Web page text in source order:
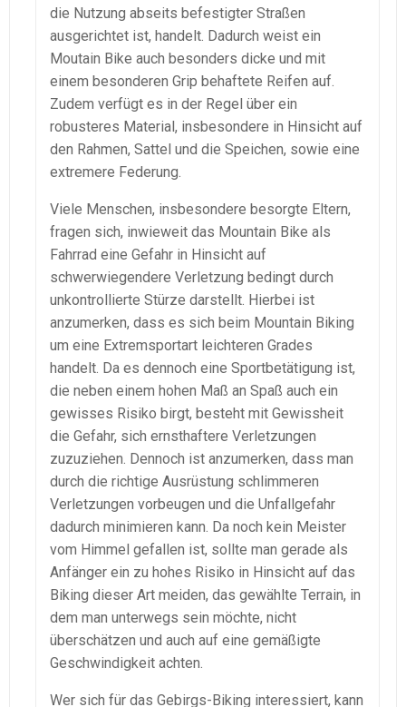
die Nutzung abseits befestigter Straßen
ausgerichtet ist, handelt. Dadurch weist ein
Moutain Bike auch besonders dicke und mit
einem besonderen Grip behaftete Reifen auf.
Zudem verfügt es in der Regel über ein
robusteres Material, insbesondere in Hinsicht auf
den Rahmen, Sattel und die Speichen, sowie eine
extremere Federung.
Viele Menschen, insbesondere besorgte Eltern,
fragen sich, inwieweit das Mountain Bike als
Fahrrad eine Gefahr in Hinsicht auf
schwerwiegendere Verletzung bedingt durch
unkontrollierte Stürze darstellt. Hierbei ist
anzumerken, dass es sich beim Mountain Biking
um eine Extremsportart leichteren Grades
handelt. Da es dennoch eine Sportbetätigung ist,
die neben einem hohen Maß an Spaß auch ein
gewisses Risiko birgt, besteht mit Gewissheit
die Gefahr, sich ernsthaftere Verletzungen
zuzuziehen. Dennoch ist anzumerken, dass man
durch die richtige Ausrüstung schlimmeren
Verletzungen vorbeugen und die Unfallgefahr
dadurch minimieren kann. Da noch kein Meister
vom Himmel gefallen ist, sollte man gerade als
Anfänger ein zu hohes Risiko in Hinsicht auf das
Biking dieser Art meiden, das gewählte Terrain, in
dem man unterwegs sein möchte, nicht
überschätzen und auch auf eine gemäßigte
Geschwindigkeit achten.
Wer sich für das Gebirgs-Biking interessiert, kann